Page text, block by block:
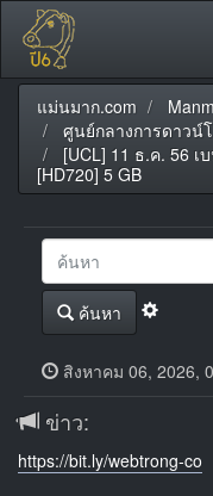
แม่นมาก.com
ศูนย์กลางการดาวน์
[UCL] 11 ธ.ค. 56
[HD720] 5 GB
ค้นหา
สิงหาคม 06, 2026,
ข่าว:
https://bit.ly/webtrong-co